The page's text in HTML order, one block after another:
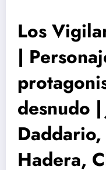
Los
|
desnudo
Hadera,